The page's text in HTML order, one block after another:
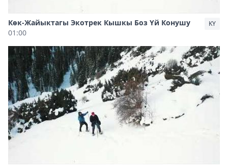
Көк-Жайыктагы Экотрек Кышкы Боз Үй Конушу
01:00
KY